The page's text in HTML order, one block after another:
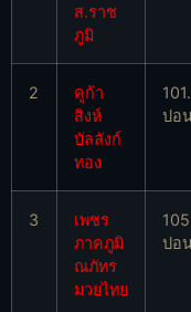
ส.ราช
ภูมิ
2
คูก้า
สิงห์
บัลลังก์
ทอง
ปอ
3
เพชร
ภาคภูมิ
ณภัทร
มวยไทย
ปอ